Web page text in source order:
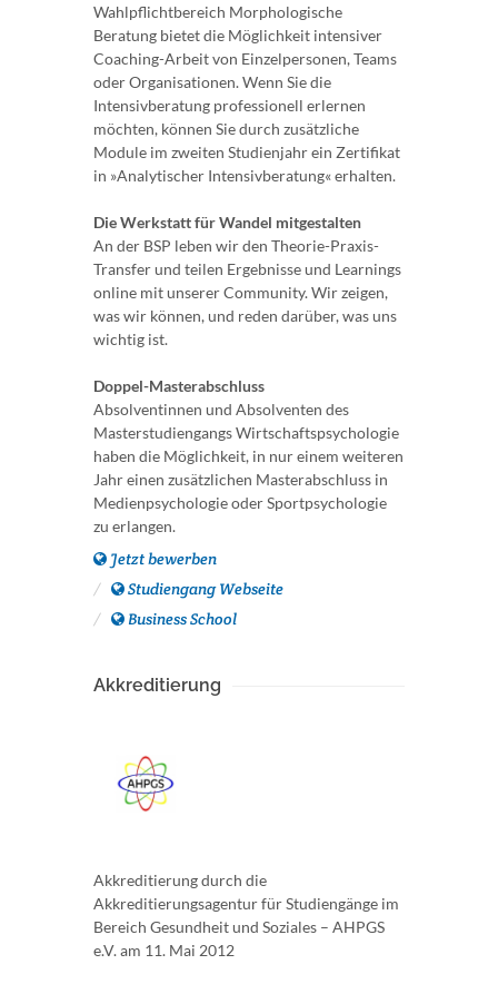
Wahlpflichtbereich Morphologische
Beratung bietet die Möglichkeit intensiver
Coaching-Arbeit von Einzelpersonen, Teams
oder Organisationen. Wenn Sie die
Intensivberatung professionell erlernen
möchten, können Sie durch zusätzliche
Module im zweiten Studienjahr ein Zertifikat
in »Analytischer Intensivberatung« erhalten.
Die Werkstatt für Wandel mitgestalten
An der BSP leben wir den Theorie-Praxis-
Transfer und teilen Ergebnisse und Learnings
online mit unserer Community. Wir zeigen,
was wir können, und reden darüber, was uns
wichtig ist.
Doppel-Masterabschluss
Absolventinnen und Absolventen des
Masterstudiengangs Wirtschaftspsychologie
haben die Möglichkeit, in nur einem weiteren
Jahr einen zusätzlichen Masterabschluss in
Medienpsychologie oder Sportpsychologie
zu erlangen.
Jetzt bewerben
Studiengang Webseite
Business School
Akkreditierung
Akkreditierung durch die
Akkreditierungsagentur für Studiengänge im
Bereich Gesundheit und Soziales – AHPGS
e.V. am 11. Mai 2012